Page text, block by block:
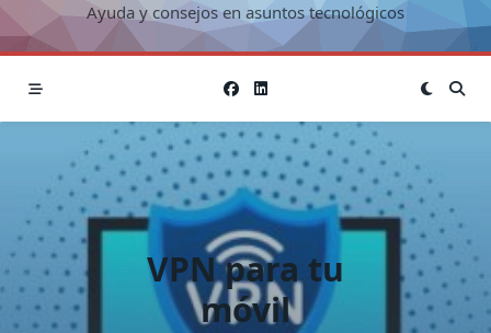
Ayuda y consejos en asuntos tecnológicos
VPN para tu
móvil